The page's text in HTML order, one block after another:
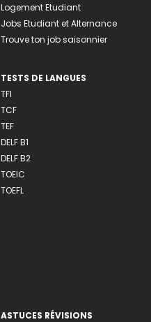
Logement Etudiant
Jobs Etudiant et Alternance
Trouve ton job saisonnier
TESTS DE LANGUES
TFI
TCF
TEF
DELF B1
DELF B2
TOEIC
TOEFL
ASTUCES RÉVISIONS